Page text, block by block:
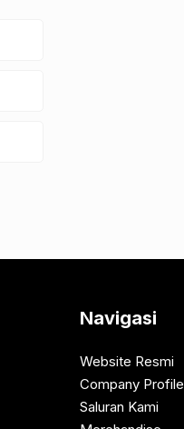
Navigasi
Website Resmi
Company Profile
Saluran Kami